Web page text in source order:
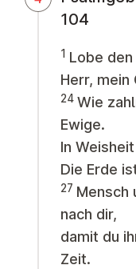
104
1 Lobe
Herr,
24 Wie
Ewige.
In
Die Erde
27 Mensch
nach dir,
damit du
Zeit.